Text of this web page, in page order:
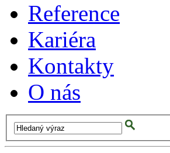
Reference
Kariéra
Kontakty
O nás